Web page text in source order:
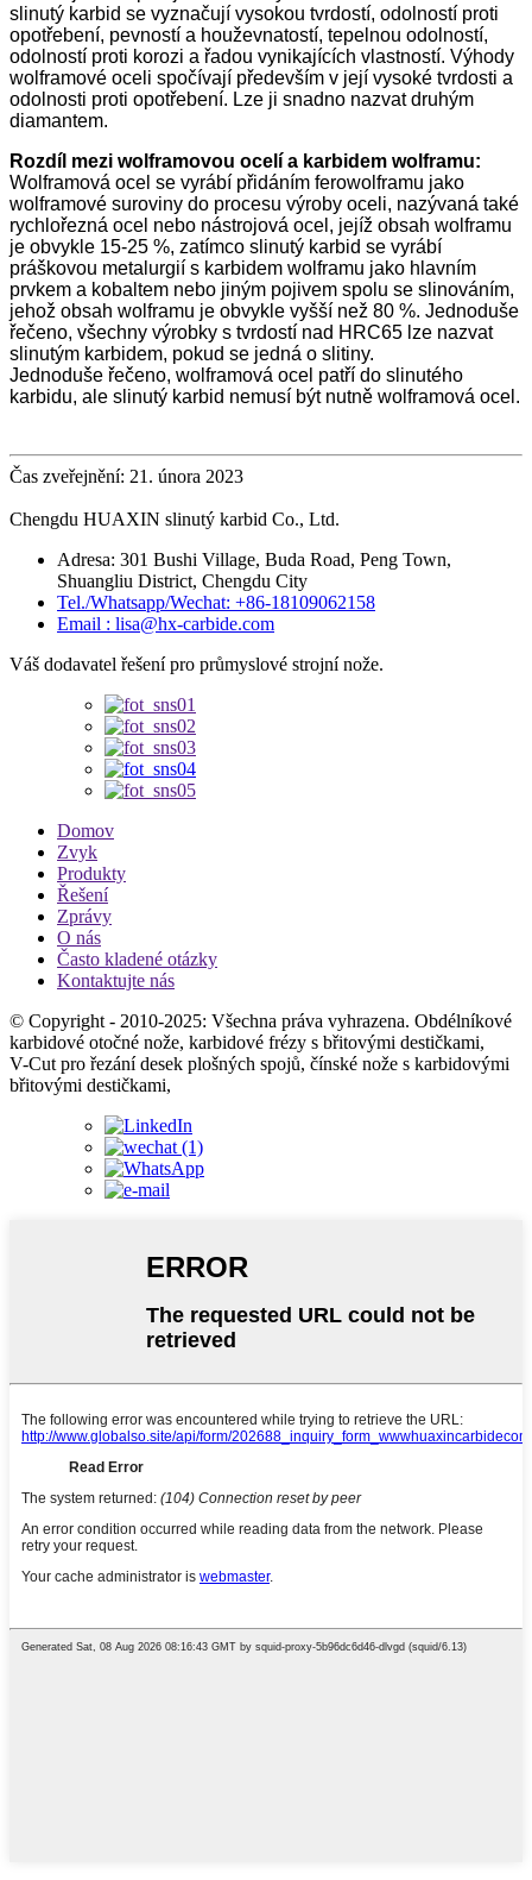
slinutý karbid se vyznačují vysokou tvrdostí, odolností proti
opotřebení, pevností a houževnatostí, tepelnou odolností,
odolností proti korozi a řadou vynikajících vlastností. Výhody
wolframové oceli spočívají především v její vysoké tvrdosti a
odolnosti proti opotřebení. Lze ji snadno nazvat druhým
diamantem.
Rozdíl mezi wolframovou ocelí a karbidem wolframu:
Wolframová ocel se vyrábí přidáním ferowolframu jako
wolframové suroviny do procesu výroby oceli, nazývaná také
rychlořezná ocel nebo nástrojová ocel, jejíž obsah wolframu
je obvykle 15-25 %, zatímco slinutý karbid se vyrábí
práškovou metalurgií s karbidem wolframu jako hlavním
prvkem a kobaltem nebo jiným pojivem spolu se slinováním,
jehož obsah wolframu je obvykle vyšší než 80 %. Jednoduše
řečeno, všechny výrobky s tvrdostí nad HRC65 lze nazvat
slinutým karbidem, pokud se jedná o slitiny.
Jednoduše řečeno, wolframová ocel patří do slinutého
karbidu, ale slinutý karbid nemusí být nutně wolframová ocel.
Čas zveřejnění: 21. února 2023
Chengdu HUAXIN slinutý karbid Co., Ltd.
Adresa: 301 Bushi Village, Buda Road, Peng Town,
Shuangliu District, Chengdu City
Tel./Whatsapp/Wechat: +86-18109062158
Email : lisa@hx-carbide.com
Váš dodavatel řešení pro průmyslové strojní nože.
Domov
Zvyk
Produkty
Řešení
Zprávy
O nás
Často kladené otázky
Kontaktujte nás
© Copyright - 2010-2025: Všechna práva vyhrazena. Obdélníkové
karbidové otočné nože, karbidové frézy s břitovými destičkami,
V-Cut pro řezání desek plošných spojů, čínské nože s karbidovými
břitovými destičkami,